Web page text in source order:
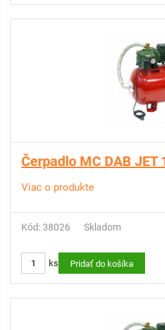
Čerpadlo MC DAB JET
Viac o produkte
Kód: 38026 Skladom
ks Pridať do košíka